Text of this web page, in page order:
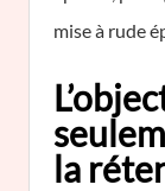
mise à rude
la